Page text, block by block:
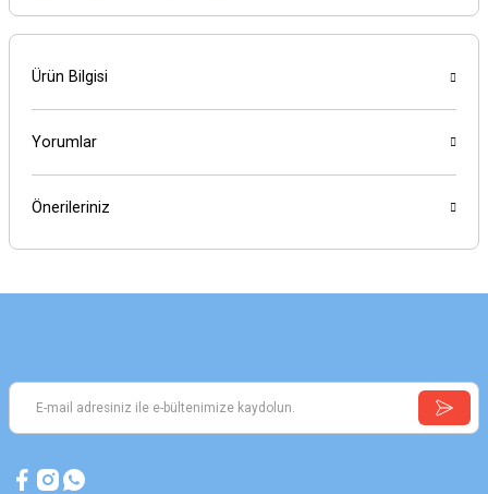
Ürün Bilgisi
Yorumlar
Önerileriniz